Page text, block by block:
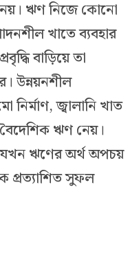
নয়। ঋণ নিজে কোনো
খাতে ব্যবহার
বাড়িয়ে তা
উন্নয়নশীল
জ্বালানি খাত
বৈদেশিক ঋণ নেয়।
যখন ঋণের অর্থ অপচয়
প্রত্যাশিত সুফল